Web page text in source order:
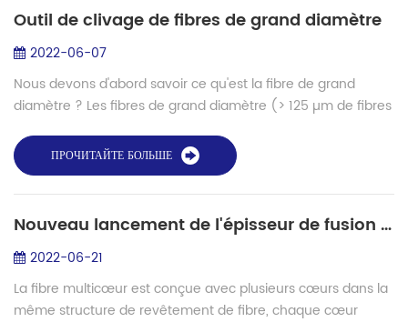
Outil de clivage de fibres de grand diamètre
2022-06-07
Nous devons d'abord savoir ce qu'est la fibre de grand
diamètre ? Les fibres de grand diamètre (> 125 µm de fibres
variété d'applications...
ПРОЧИТАЙТЕ БОЛЬШЕ
Nouveau lancement de l'épisseur de fusion de fibres multicœur Shinho S-22 !
2022-06-21
La fibre multicœur est conçue avec plusieurs cœurs dans la
même structure de revêtement de fibre, chaque cœur